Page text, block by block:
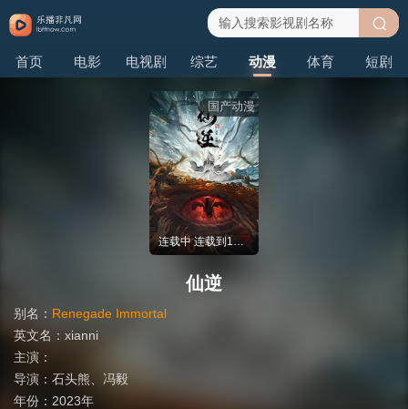
首页 电影 电视剧 综艺 动漫 体育 短剧
搜
国产动漫
连载中 连载到152集
仙逆
别名： Renegade Immortal
英文名： xianni
主演：
导演： 石头熊
冯毅
年份： 2023年